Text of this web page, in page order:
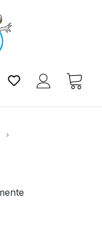
Du hast 0